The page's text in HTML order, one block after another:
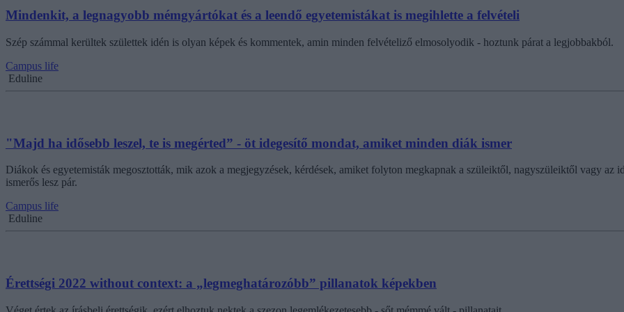
Mindenkit, a legnagyobb mémgyártókat és a leendő egyetemistákat is megihlette a felvételi
Szép számmal kerültek születtek idén is olyan képek és kommentek, amin minden felvételiző elmosolyodik - hoztunk párat a legjobbakból.
Campus life
Eduline
"Majd ha idősebb leszel, te is megérted” - öt idegesítő mondat, amiket minden diák ismer
Diákok és egyetemisták megosztották, mik azok a megjegyzések, kérdések, amiket folyton megkapnak a szüleiktől, nagyszüleiktől vagy az
ismerős lesz pár.
Campus life
Eduline
Érettségi 2022 without context: a „legmeghatározóbb” pillanatok képekben